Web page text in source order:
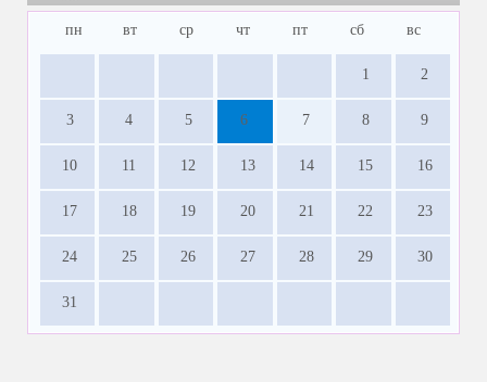
пн вт ср чт пт сб вс
1 2
3 4 5 6 7 8 9
10 11 12 13 14 15 16
17 18 19 20 21 22 23
24 25 26 27 28 29 30
31